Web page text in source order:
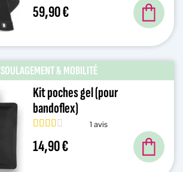
59,90 €
SOULAGEMENT & MOBILITÉ
Kit poches gel (pour
bandoflex)
1 avis
14,90 €